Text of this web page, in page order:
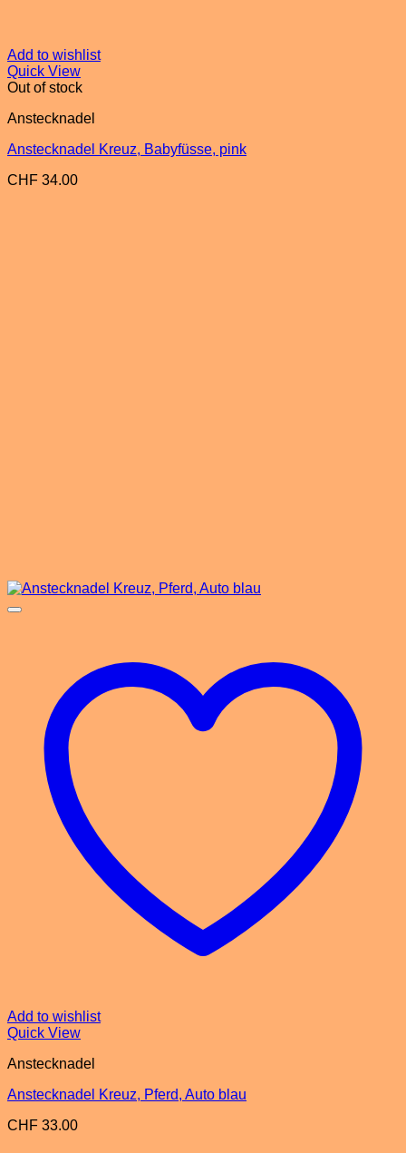
Add to wishlist
Quick View
Out of stock
Anstecknadel
Anstecknadel Kreuz, Babyfüsse, pink
CHF 34.00
Add to wishlist
Quick View
Anstecknadel
Anstecknadel Kreuz, Pferd, Auto blau
CHF 33.00